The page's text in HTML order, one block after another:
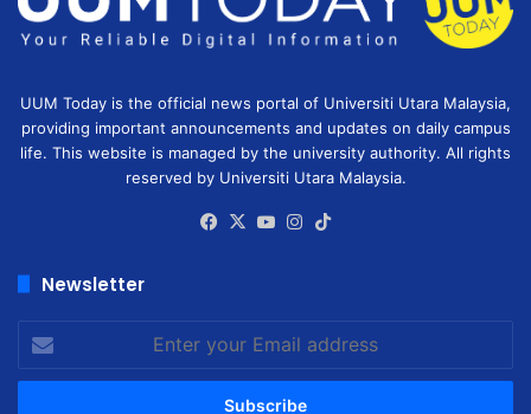
UUM Today is the official news portal of Universiti Utara Malaysia,
providing important announcements and updates on daily campus
life. This website is managed by the university authority. All rights
reserved by Universiti Utara Malaysia.
Facebook
X YouTubeInstagram
Newsletter
your
Email